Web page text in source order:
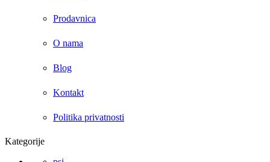
Prodavnica
O nama
Blog
Kontakt
Politika privatnosti
Kategorije